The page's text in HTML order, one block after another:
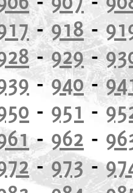
-918-
-929-
-940-
- 951 -
-962 -
-973-